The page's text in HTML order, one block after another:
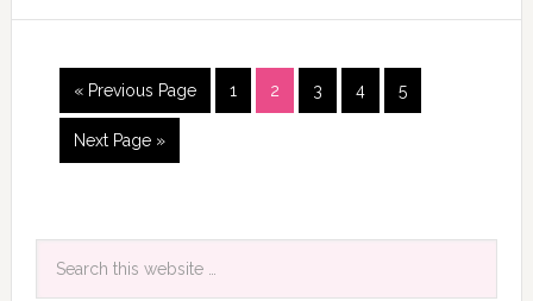
« Previous Page 1 2 3 4 5
Next Page »